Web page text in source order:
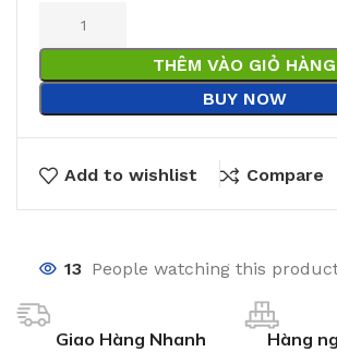
THÊM VÀO GIỎ HÀNG
BUY NOW
Add to wishlist Compare
13 People watching this
Giao Hàng Nhanh Hàng